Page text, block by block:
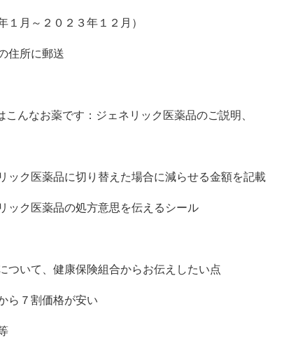
１月～２０２３年１２月）
住所に郵送
んなお薬です：ジェネリック医薬品のご説明、
ク医薬品に切り替えた場合に減らせる金額を記載
ク医薬品の処方意思を伝えるシール
いて、健康保険組合からお伝えしたい点
ら７割価格が安い